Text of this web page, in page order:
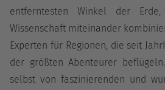
entferntesten Winkel der
Wissenschaft miteinander
Experten für Regionen, die seit
der größten Abenteurer
selbst von faszinierenden und